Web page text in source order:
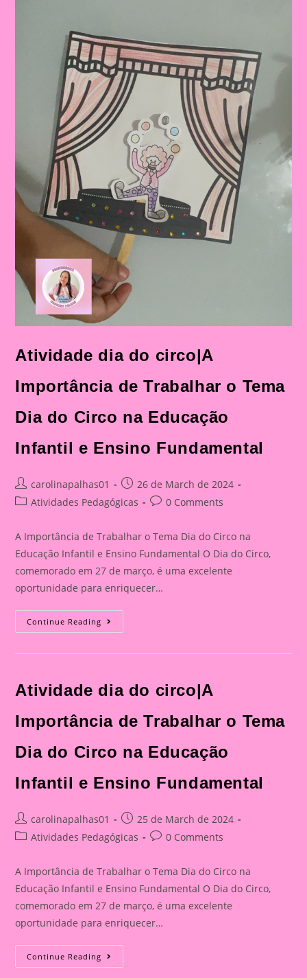
Atividade dia do circo|A
Importância de Trabalhar o Tema
Dia do Circo na Educação
Infantil e Ensino Fundamental
Post
author:
carolinapalhas01
Post
published:
26 de March de 2024
PostAtividades Pedagógicas
Post0 Comments
A Importância de Trabalhar o Tema Dia do Circo na
Educação Infantil e Ensino Fundamental O Dia do Circo,
comemorado em 27 de março, é uma excelente
oportunidade para enriquecer…
Continue Reading Atividade
Dia
Circo|A
O
Tema
Do
Circo
Educação
Infantil
Ensino
Fundamental
Atividade dia do circo|A
Importância de Trabalhar o Tema
Dia do Circo na Educação
Infantil e Ensino Fundamental
Post
author:
carolinapalhas01
Post
published:
25 de March de 2024
PostAtividades Pedagógicas
Post0 Comments
A Importância de Trabalhar o Tema Dia do Circo na
Educação Infantil e Ensino Fundamental O Dia do Circo,
comemorado em 27 de março, é uma excelente
oportunidade para enriquecer…
Continue Reading Atividade
Dia